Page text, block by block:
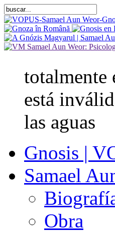
totalmente
está
las aguas
Gnosis |
Samael
Obra